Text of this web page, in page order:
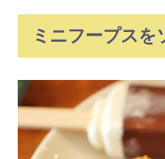
ミニフープスを